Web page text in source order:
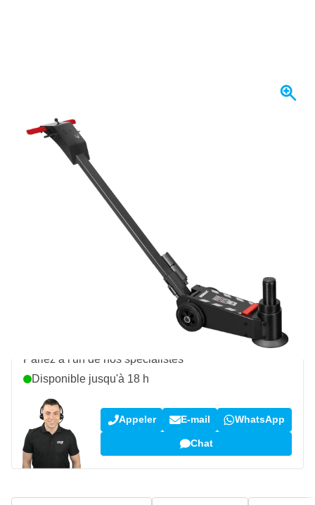
Expédié demain
2 947,56 €
Commandez avant 23h59,
avec UPS
retours & échanges
(5 184 critiques)
Une question sur ce produit ?
Parlez à l'un de nos spécialistes
Disponible jusqu'à 18 h
Appeler E-mail WhatsApp
Chat